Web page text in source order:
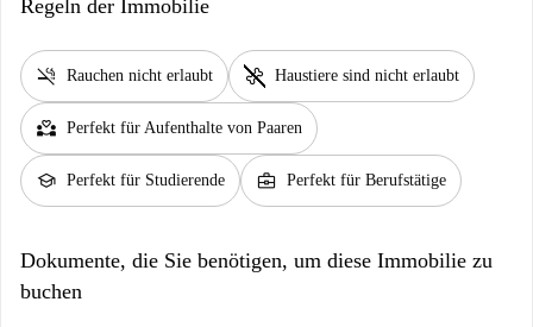
Regeln der Immobilie
smoke_free Rauchen nicht erlaubt pet_supplies Haustiere sind nicht erlaubt
partner_heart Perfekt für Aufenthalte von Paaren
school Perfekt für Studierende business_center Perfekt für Berufstätige
Dokumente, die Sie benötigen, um diese Immobilie zu
buchen